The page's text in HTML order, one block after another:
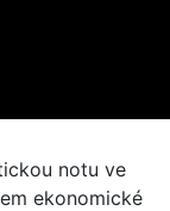
notu ve
ekonomické